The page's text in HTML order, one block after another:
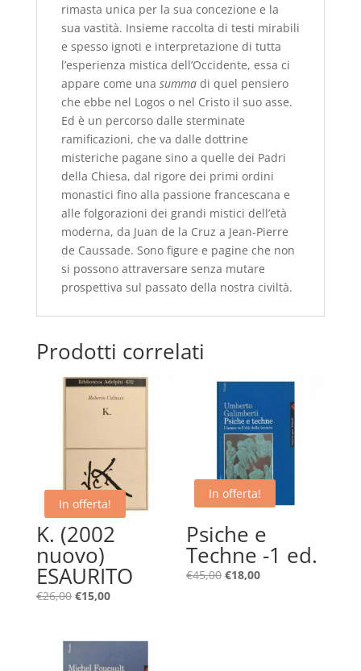
rimasta unica per la sua concezione e la
sua vastità. Insieme raccolta di testi mirabili
e spesso ignoti e interpretazione di tutta
l’esperienza mistica dell’Occidente, essa ci
appare come una summadi quel pensiero
che ebbe nel Logos o nel Cristo il suo asse.
Ed è un percorso dalle sterminate
ramificazioni, che va dalle dottrine
misteriche pagane sino a quelle dei Padri
della Chiesa, dal rigore dei primi ordini
monastici fino alla passione francescana e
alle folgorazioni dei grandi mistici dell’età
moderna, da Juan de la Cruz a Jean-Pierre
de Caussade. Sono figure e pagine che non
si possono attraversare senza mutare
prospettiva sul passato della nostra civiltà.
Prodotti correlati
In offerta!
K. (2002
nuovo)
ESAURITO
€26,00 Il
€15,00Il
In offerta!
Psiche e
Techne -1 ed.
€45,00 Il
€18,00Il